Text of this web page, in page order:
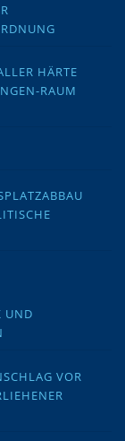
HÄRTE
RAUM
UND
VOR